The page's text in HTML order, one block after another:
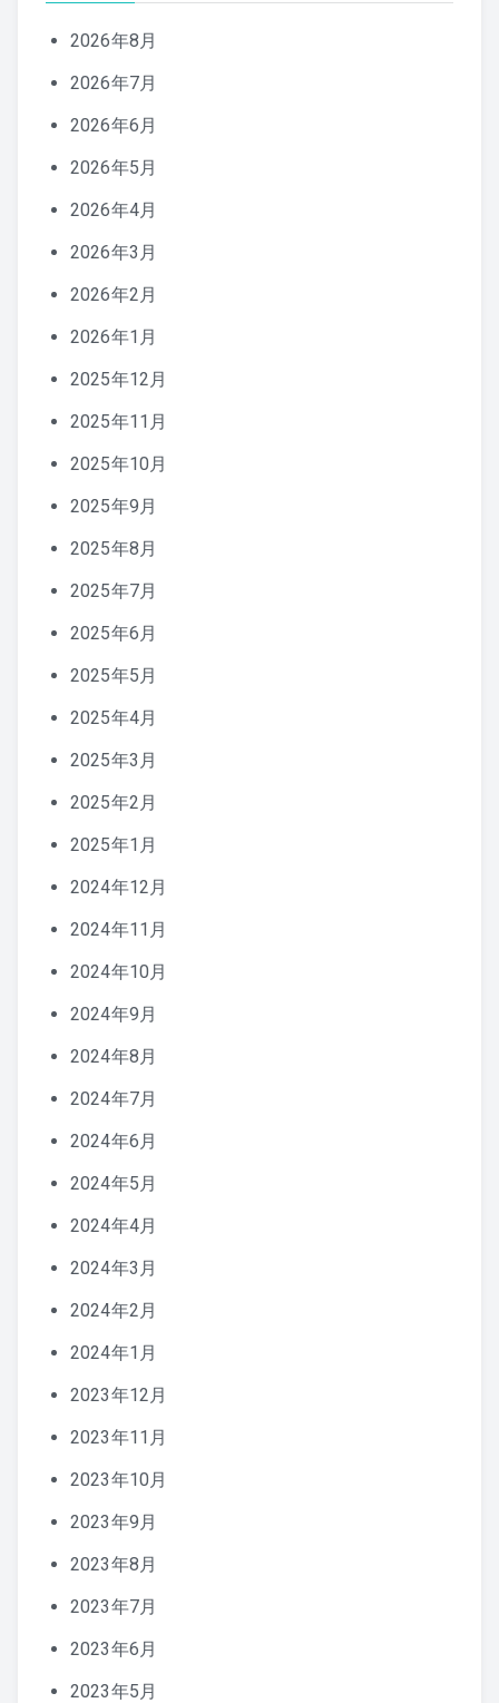
2026年8月
2026年7月
2026年6月
2026年5月
2026年4月
2026年3月
2026年2月
2026年1月
2025年12月
2025年11月
2025年10月
2025年9月
2025年8月
2025年7月
2025年6月
2025年5月
2025年4月
2025年3月
2025年2月
2025年1月
2024年12月
2024年11月
2024年10月
2024年9月
2024年8月
2024年7月
2024年6月
2024年5月
2024年4月
2024年3月
2024年2月
2024年1月
2023年12月
2023年11月
2023年10月
2023年9月
2023年8月
2023年7月
2023年6月
2023年5月